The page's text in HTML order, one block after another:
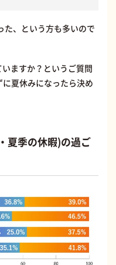
た、という方も多いので
ますか？というご質問
夏休みになったら決め
夏季の休暇)の過ご